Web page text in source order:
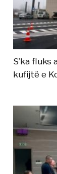
S’ka
kufijtë e